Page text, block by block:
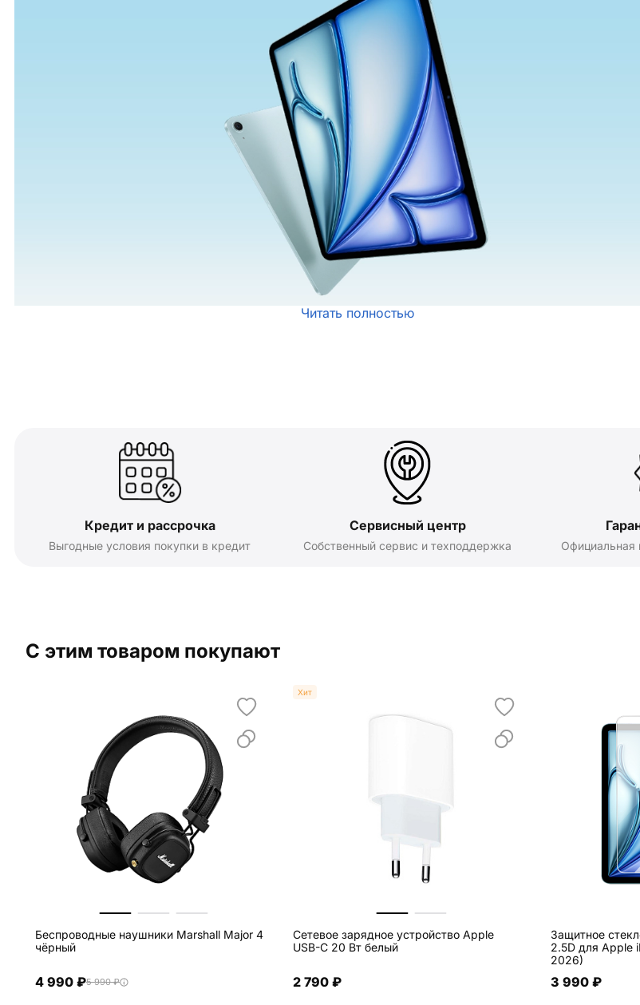
Читать полностью
Кредит и рассрочка
Выгодные условия покупки в кредит
Сервисный центр
Собственный сервис и техподдержка Официальная
С этим товаром покупают
Беспроводные наушники Marshall Major 4
чёрный
4 990 ₽5 990 ₽
Хит
Сетевое зарядное устройство Apple
USB-C 20 Вт белый
2 790 ₽
Защитное
2.5D для Apple
2026)
3 990 ₽